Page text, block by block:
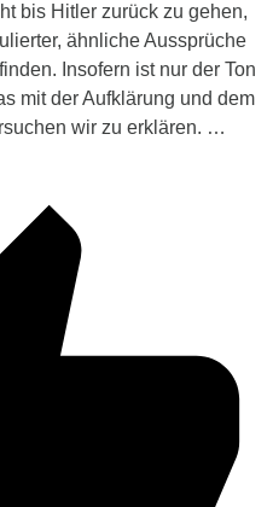
bis Hitler zurück zu gehen,
ähnliche Aussprüche
Insofern ist nur der Ton
mit der Aufklärung und dem
wir zu erklären. …